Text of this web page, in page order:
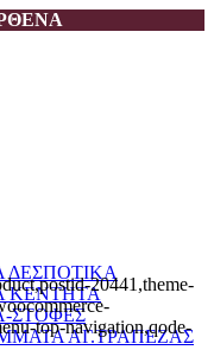
ΔΕΣΠΟΤΙΚΑ
ΚΕΝΤΗΤΑ
ΣΤΟΦΕΣ
ΑΓ.ΤΡΑΠΕΖΑΣ
20441,theme-
top-navigation,qode-